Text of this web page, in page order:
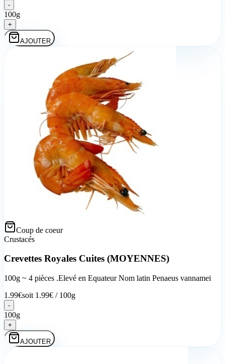
-
100g
+
AJOUTER
Coup de coeur
Crustacés
Crevettes Royales Cuites (MOYENNES)
100g ~ 4 pièces .Elevé en Equateur Nom latin Penaeus vannamei
1.99€soit 1.99€ / 100g
-
100g
+
AJOUTER